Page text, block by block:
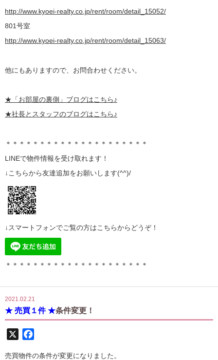
http://www.kyoei-realty.co.jp/rent/room/detail_15052/
801号室
http://www.kyoei-realty.co.jp/rent/room/detail_15063/
他にもありますので、お問合わせください。
★ 「お部屋の裏側」 ブログはこちら♪
★社長とスタッフのブログはこちら♪
＊＊＊＊＊＊＊＊＊＊＊＊＊＊＊＊＊＊＊＊＊
LINEで物件情報を受け取れます！
↓こちらから友達追加をお願いします(^^)/
↓スマートフォンでご覧の方はこちらからどうぞ！
＊＊＊＊＊＊＊＊＊＊＊＊＊＊＊＊＊＊＊＊＊
2021.02.21
★ 売買１件 ★条件変更！
売買物件の条件が変更になりました。